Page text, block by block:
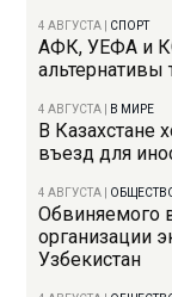
4 АВГУСТА СПОРТ
АФК, УЕФА и
4 АВГУСТА В МИРЕ
В Казахстане
въезд для
4 АВГУСТА
Обвиняемого
организации
Узбекистан